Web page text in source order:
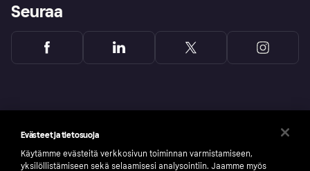
Seuraa
Evästeet ja tietosuoja
Käytämme evästeitä verkkosivun toiminnan varmistamiseen,
yksilöllistämiseen sekä selaamisesi analysointiin. Jaamme myös